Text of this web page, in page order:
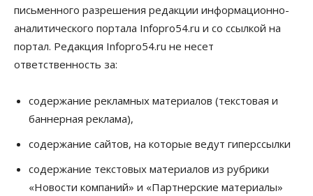
письменного разрешения редакции информационно-
аналитического портала Infopro54.ru и со ссылкой на
портал. Редакция Infopro54.ru не несет
ответственность за:
содержание рекламных материалов (текстовая и
баннерная реклама),
содержание сайтов, на которые ведут гиперссылки
содержание текстовых материалов из рубрики
«Новости компаний» и «Партнерские материалы»